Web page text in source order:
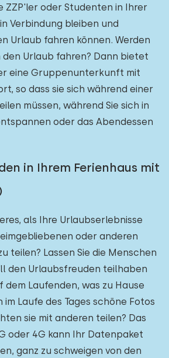
ZZP'ler oder Studenten in Ihrer
Verbindung bleiben und
Urlaub fahren können. Werden
den Urlaub fahren? Dann bietet
eine Gruppenunterkunft mit
so dass sie sich während einer
müssen, während Sie sich in
oder das Abendessen
in Ihrem Ferienhaus mit
als Ihre Urlaubserlebnisse
oder anderen
teilen? Lassen Sie die Menschen
den Urlaubsfreuden teilhaben
dem Laufenden, was zu Hause
im Laufe des Tages schöne Fotos
sie mit anderen teilen? Das
oder 4G kann Ihr Datenpaket
ganz zu schweigen von den